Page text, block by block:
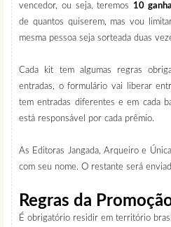
vencedor, ou seja, teremos 10
de quantos quiserem, mas vou
mesma pessoa seja sorteada duas
Cada kit tem algumas regras
entradas, o formulário vai liberar
tem entradas diferentes e em cada
está responsável por cada prêmio.
As Editoras Jangada, Arqueiro e
com seu nome. O restante será
Regras da
É obrigatório residir em território